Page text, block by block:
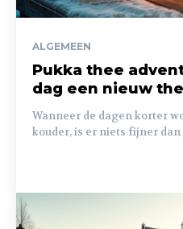
ALGEMEEN
Pukka thee
dag een nieuw
Wanneer de dagen korter
kouder, is er niets fijner